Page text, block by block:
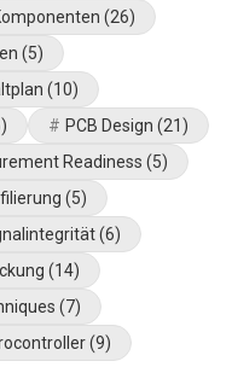
(26)
(5)
(10)
PCB Design (21)
Readiness (5)
(5)
(6)
(14)
(7)
(9)